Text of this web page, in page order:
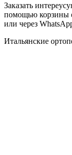
Заказать
помощью корзины
или через
Итальянские